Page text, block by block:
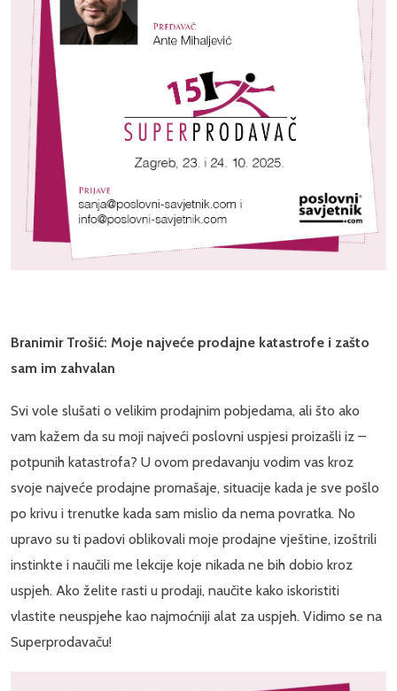
Branimir Trošić: Moje najveće prodajne katastrofe i zašto
sam im zahvalan
Svi vole slušati o velikim prodajnim pobjedama, ali što ako
vam kažem da su moji najveći poslovni uspjesi proizašli iz –
potpunih katastrofa? U ovom predavanju vodim vas kroz
svoje najveće prodajne promašaje, situacije kada je sve pošlo
po krivu i trenutke kada sam mislio da nema povratka. No
upravo su ti padovi oblikovali moje prodajne vještine, izoštrili
instinkte i naučili me lekcije koje nikada ne bih dobio kroz
uspjeh. Ako želite rasti u prodaji, naučite kako iskoristiti
vlastite neuspjehe kao najmoćniji alat za uspjeh. Vidimo se na
Superprodavaču!